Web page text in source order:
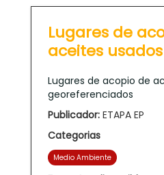
Lugares de
aceites usados
Lugares de acopio de
georeferenciados
Publicador: ETAPA EP
Categorias
Medio Ambiente